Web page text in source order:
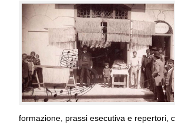
formazione, prassi esecutiva e repertori,